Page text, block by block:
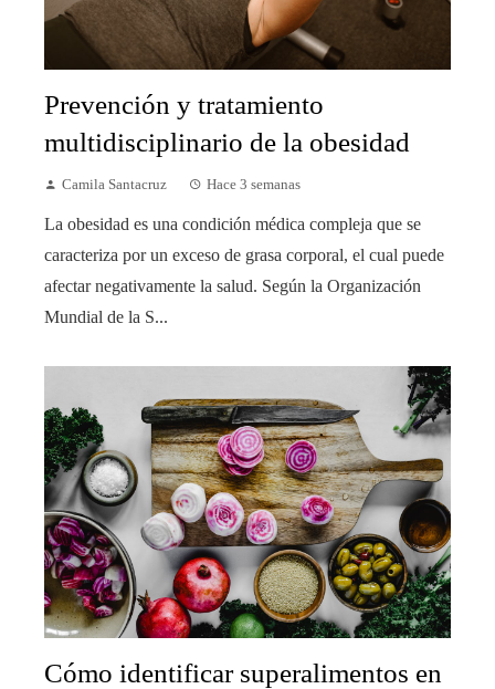
Prevención y tratamiento
multidisciplinario de la obesidad
Camila Santacruz Hace 3 semanas
La obesidad es una condición médica compleja que se
caracteriza por un exceso de grasa corporal, el cual puede
afectar negativamente la salud. Según la Organización
Mundial de la S...
Cómo identificar superalimentos en